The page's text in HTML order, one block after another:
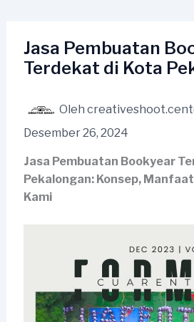
kontenJasa Pembuatan
Terdekat di Kota
Oleh
Desember 26, 2024
Jasa Pembuatan Bookyear
Pekalongan: Konsep,
Kami